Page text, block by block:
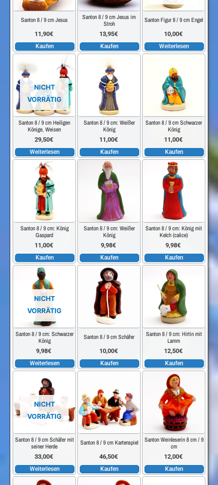
Santon 8 / 9 cm Jesus
11,90€
Kaufen
Santon 8 / 9 cm Jesus im
Stroh
13,95€
Kaufen
Santon Figur 8 / 9 cm Engel
10,00€
Weiterlesen
NICHT
VORRÄTIG
Santon 8 / 9 cm Heiligen
Könige, Weisen
29,50€
Weiterlesen
Santon 8 / 9 cm: Weißer
König
11,00€
Kaufen
Santon 8 / 9 cm Schwarzer
König
11,00€
Kaufen
Santon 8 / 9 cm: König
Gaspard
11,00€
Kaufen
Santon 8 / 9 cm: Weißer
König
9,98€
Kaufen
Santon 8 / 9 cm: König mit
Kelch (calice)
9,98€
Kaufen
NICHT
VORRÄTIG
Santon 8 / 9 cm: Schwarzer
König
9,98€
Weiterlesen
Santon 8 / 9 cm Schäfer
10,00€
Kaufen
Santon 8 / 9 cm: Hirtin mit
Lamm
12,50€
Kaufen
NICHT
VORRÄTIG
Santon 8 / 9 cm Schäfer mit
seiner Herde
33,00€
Weiterlesen
Santon 8 / 9 cm Kartenspiel
46,50€
Kaufen
Santon Weinleserin 8 cm / 9
cm
12,00€
Kaufen